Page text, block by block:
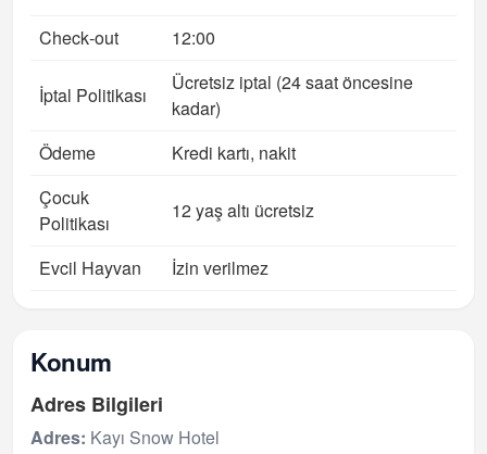
Check‑out
12:00
İptal Politikası
Ücretsiz iptal (24 saat öncesine
kadar)
Ödeme
Kredi kartı, nakit
Çocuk
Politikası
12 yaş altı ücretsiz
Evcil Hayvan İzin verilmez
Konum
Adres Bilgileri
Adres: Kayı Snow Hotel